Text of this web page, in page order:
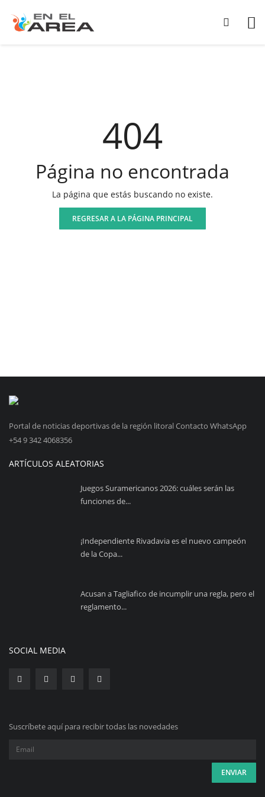
404
Página no encontrada
La página que estás buscando no existe.
REGRESAR A LA PÁGINA PRINCIPAL
Portal de noticias deportivas de la región litoral Contacto WhatsApp
+54 9 342 4068356
ARTÍCULOS ALEATORIAS
Juegos Suramericanos 2026: cuáles serán las
funciones de...
¡Independiente Rivadavia es el nuevo campeón
de la Copa...
Acusan a Tagliafico de incumplir una regla, pero el
reglamento...
SOCIAL MEDIA
Suscríbete aquí para recibir todas las novedades